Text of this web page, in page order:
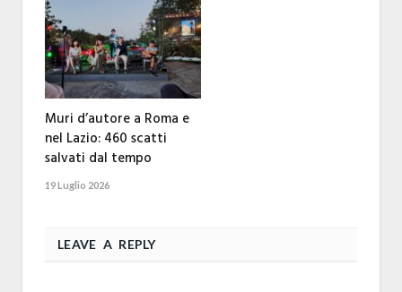
Muri d’autore a Roma e
nel Lazio: 460 scatti
salvati dal tempo
19 Luglio 2026
LEAVE A REPLY